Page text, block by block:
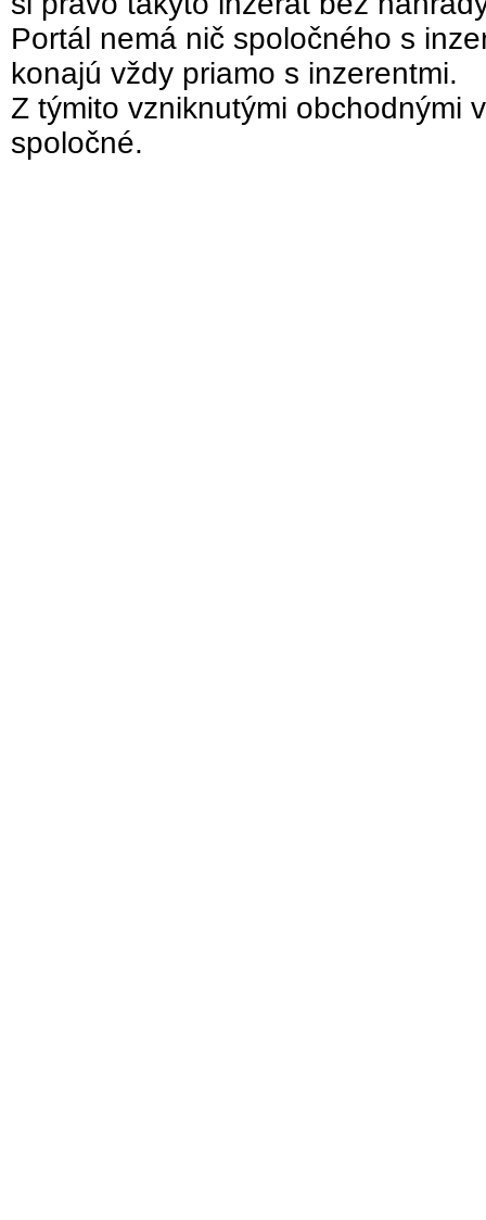
Portál nemá nič spoločného s
konajú vždy priamo s inzerentmi.
Z týmito vzniknutými obchodnými
spoločné.